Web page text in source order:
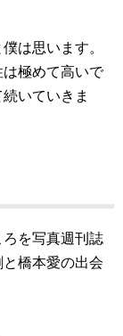
は思います。
極めて高いで
いていきま
を写真週刊誌
橋本愛の出会